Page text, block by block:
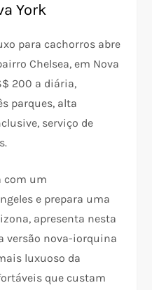
York
para cachorros abre
Chelsea, em Nova
200 a diária,
parques, alta
serviço de
com um
e prepara uma
apresenta nesta
versão nova-iorquina
luxuoso da
que custam